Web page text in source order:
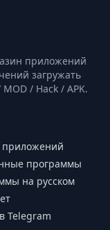
приложений
загружать
/ Hack / APK.
приложений
программы
на русском
Telegram